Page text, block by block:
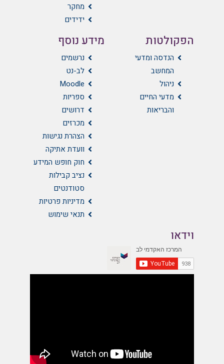
הפקולטות
הנדסה ומדעי
המחשב
ניהול
מדעי החיים
והבריאות
מחקר
ידידים
מידע נוסף
נרשמים
לב-נט
Moodle
ספריות
דרושים
מכרזים
הצהרת נגישות
וועדת אתיקה
חוק חופש המידע
נציב קבילות
סטודנטים
מדיניות פרטיות
תנאי שימוש
וידאו